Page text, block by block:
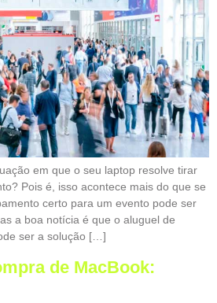
em que o seu laptop resolve tirar
Pois é, isso acontece mais do que se
certo para um evento pode ser
a boa notícia é que o aluguel de
ser a solução […]
de MacBook: